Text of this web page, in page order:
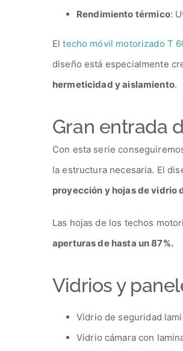
Rendimiento térmico:
Eltecho móvil motorizado T
diseño está especialmente
hermeticidad y aislamiento.
Gran entrada
Con esta serie
la estructura necesaria. El
proyección y hojas de vidrio
Las hojas de los techos
aperturas de hasta un 87%.
Vidrios y
Vidrio de seguridad
Vidrio cámara con